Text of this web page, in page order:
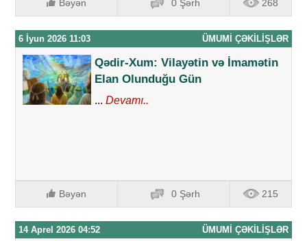
Bəyən 0 Şərh 268
6 İyun 2026 11:03 ÜMUMI ÇƏKILIŞLƏR
Qədir-Xum: Vilayətin və İmamətin
Elan Olunduğu Gün
... Devamı..
Bəyən 0 Şərh 215
14 Aprel 2026 04:52 ÜMUMI ÇƏKILIŞLƏR